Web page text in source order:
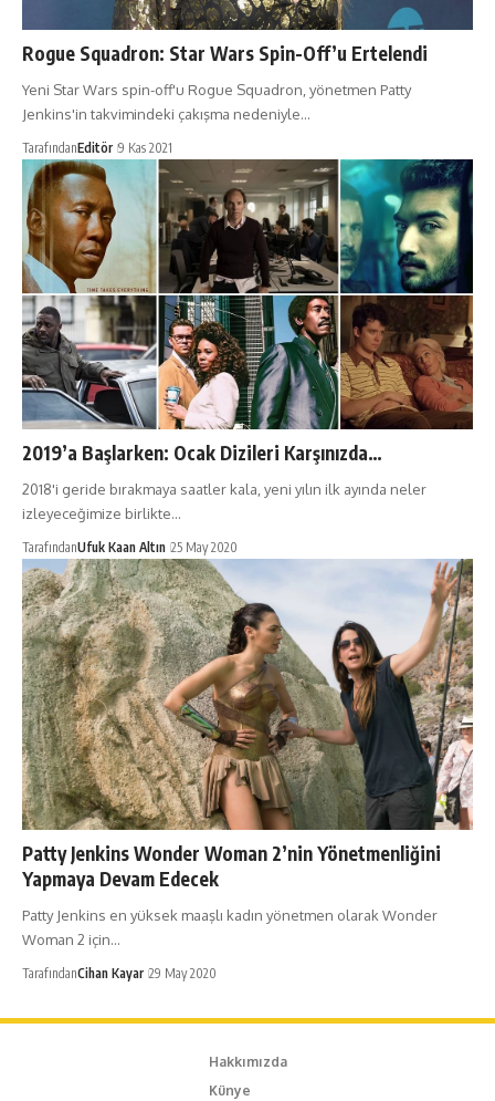
Rogue Squadron: Star Wars Spin-Off’u Ertelendi
Yeni Star Wars spin-off'u Rogue Squadron, yönetmen Patty
Jenkins'in takvimindeki çakışma nedeniyle…
TarafındanEditör 9 Kas 2021
2019’a Başlarken: Ocak Dizileri Karşınızda…
2018'i geride bırakmaya saatler kala, yeni yılın ilk ayında neler
izleyeceğimize birlikte…
TarafındanUfuk Kaan Altın 25 May 2020
Patty Jenkins Wonder Woman 2’nin Yönetmenliğini
Yapmaya Devam Edecek
Patty Jenkins en yüksek maaşlı kadın yönetmen olarak Wonder
Woman 2 için…
TarafındanCihan Kayar 29 May 2020
Hakkımızda
Künye